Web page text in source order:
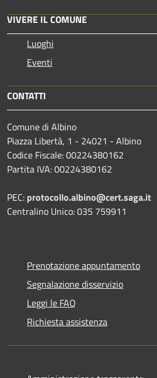
VIVERE IL COMUNE
Luoghi
Eventi
CONTATTI
Comune di Albino
Piazza Libertà, 1 - 24021 - Albino
Codice Fiscale: 00224380162
Partita IVA: 00224380162
PEC: protocollo.albino@cert.saga.it
Centralino Unico: 035 759911
Prenotazione appuntamento
Segnalazione disservizio
Leggi le FAQ
Richiesta assistenza